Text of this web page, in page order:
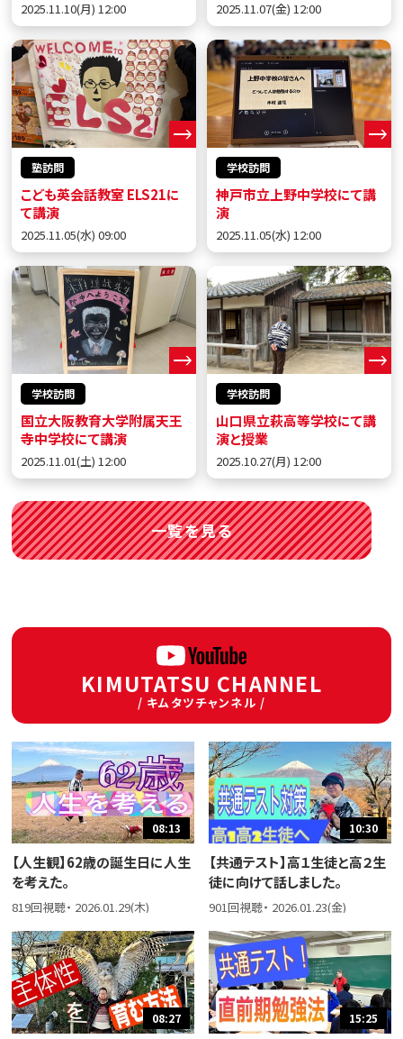
2025.11.10(月) 12:00 2025.11.07(金) 12:00
塾訪問
こども英会話教室 ELS21に
て講演
2025.11.05(水) 09:00
学校訪問
神戸市立上野中学校にて講
演
2025.11.05(水) 12:00
学校訪問
国立大阪教育大学附属天王
寺中学校にて講演
2025.11.01(土) 12:00
学校訪問
山口県立萩高等学校にて講
演と授業
2025.10.27(月) 12:00
一覧を見る
KIMUTATSU CHANNEL
/ キムタツチャンネル /
08:13
【人生観】62歳の誕生日に人生
を考えた。
819回視聴・ 2026.01.29(木)
10:30
【共通テスト】高１生徒と高２生
徒に向けて話しました。
901回視聴・ 2026.01.23(金)
08:27 15:25